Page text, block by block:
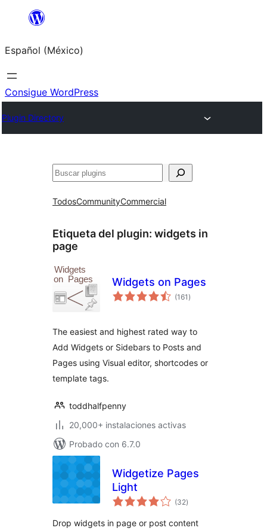
Saltar
contenido
Español (México)
Consigue WordPress
Plugin Directory
Buscar
TodosCommunityCommercial
Etiqueta del plugin: widgets in
page
Widgets on Pages
(161 total
de
)
The easiest and highest rated way to
Add Widgets or Sidebars to Posts and
Pages using Visual editor, shortcodes or
template tags.
toddhalfpenny
20,000+ instalaciones activas
Probado con 6.7.0
Widgetize Pages
Light
(32total
de
)
Drop widgets in page or post content